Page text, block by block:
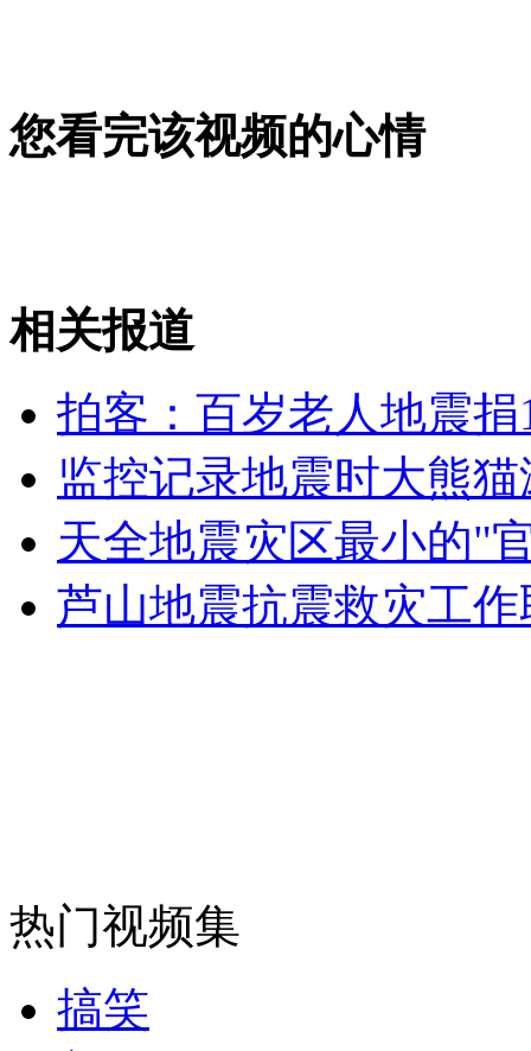
安徽一实载49人客车翻车
走！跟着总书记去植树
消防员救轻生者 花炮节热闹非凡 减压"枕头大战"
您看完该视频的心情
相关报道
拍客：百岁老人地震捐
监控记录地震时大熊
天全地震灾区最小的"
芦山地震抗震救灾工
热门视频集
搞笑